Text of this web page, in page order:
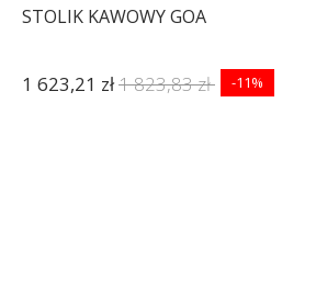
STOLIK KAWOWY GOA
1 623,21 zł1 823,83 zł -11%